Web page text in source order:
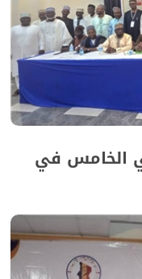
الخامس في